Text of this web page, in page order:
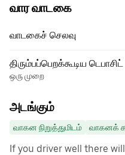
வார வாடகை
வாடகைச் செலவு
திரும்பப்பெறக்கூடிய டெபாசிட்
ஒரு முறை
அடங்கும்
வாகன நிறுத்துமிடம் வாகனக்
If you driver well there